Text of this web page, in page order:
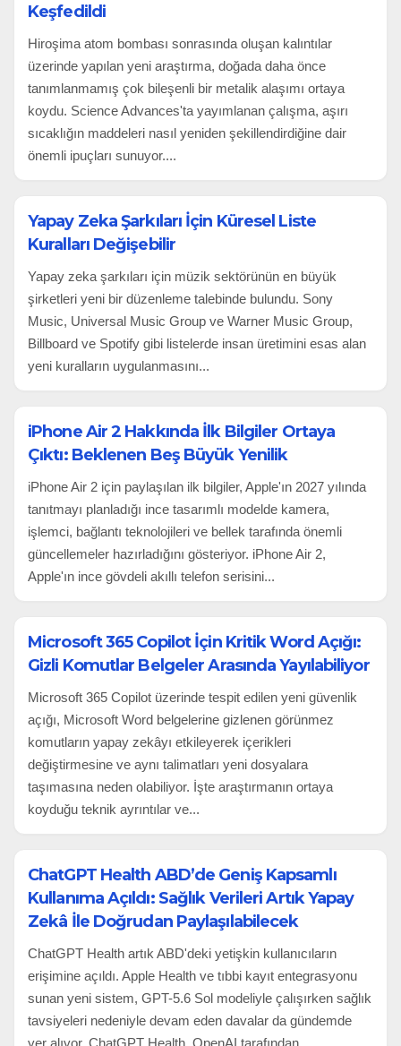
Keşfedildi
Hiroşima atom bombası sonrasında oluşan kalıntılar
üzerinde yapılan yeni araştırma, doğada daha önce
tanımlanmamış çok bileşenli bir metalik alaşımı ortaya
koydu. Science Advances'ta yayımlanan çalışma, aşırı
sıcaklığın maddeleri nasıl yeniden şekillendirdiğine dair
önemli ipuçları sunuyor....
Yapay Zeka Şarkıları İçin Küresel Liste
Kuralları Değişebilir
Yapay zeka şarkıları için müzik sektörünün en büyük
şirketleri yeni bir düzenleme talebinde bulundu. Sony
Music, Universal Music Group ve Warner Music Group,
Billboard ve Spotify gibi listelerde insan üretimini esas alan
yeni kuralların uygulanmasını...
iPhone Air 2 Hakkında İlk Bilgiler Ortaya
Çıktı: Beklenen Beş Büyük Yenilik
iPhone Air 2 için paylaşılan ilk bilgiler, Apple'ın 2027 yılında
tanıtmayı planladığı ince tasarımlı modelde kamera,
işlemci, bağlantı teknolojileri ve bellek tarafında önemli
güncellemeler hazırladığını gösteriyor. iPhone Air 2,
Apple'ın ince gövdeli akıllı telefon serisini...
Microsoft 365 Copilot İçin Kritik Word Açığı:
Gizli Komutlar Belgeler Arasında Yayılabiliyor
Microsoft 365 Copilot üzerinde tespit edilen yeni güvenlik
açığı, Microsoft Word belgelerine gizlenen görünmez
komutların yapay zekâyı etkileyerek içerikleri
değiştirmesine ve aynı talimatları yeni dosyalara
taşımasına neden olabiliyor. İşte araştırmanın ortaya
koyduğu teknik ayrıntılar ve...
ChatGPT Health ABD’de Geniş Kapsamlı
Kullanıma Açıldı: Sağlık Verileri Artık Yapay
Zekâ İle Doğrudan Paylaşılabilecek
ChatGPT Health artık ABD'deki yetişkin kullanıcıların
erişimine açıldı. Apple Health ve tıbbi kayıt entegrasyonu
sunan yeni sistem, GPT-5.6 Sol modeliyle çalışırken sağlık
tavsiyeleri nedeniyle devam eden davalar da gündemde
yer alıyor. ChatGPT Health, OpenAI tarafından...